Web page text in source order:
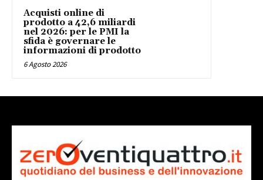
Acquisti online di
prodotto a 42,6 miliardi
nel 2026: per le PMI la
sfida è governare le
informazioni di prodotto
6 Agosto 2026